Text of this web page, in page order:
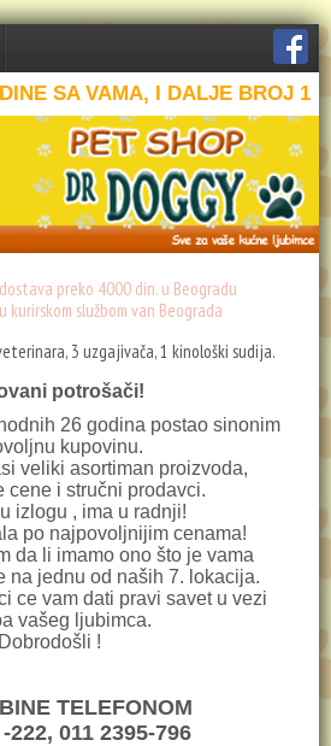
SA VAMA, I DALJE BROJ 1
preko 4000 din. u Beogradu
kurirskom službom van Beograda
3 uzgajivača, 1 kinološki sudija.
potrošači!
26 godina postao sinonim
kupovinu.
veliki asortiman proizvoda,
cene i stručni prodavci.
izlogu , ima u radnji!
po najpovoljnijim cenama!
da li imamo ono što je vama
na jednu od naših 7. lokacija.
ce vam dati pravi savet u vezi
vašeg ljubimca.
Dobrodošli !
TELEFONOM
222, 011 2395-796